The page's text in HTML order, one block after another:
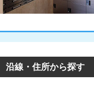
沿線・住所から探す